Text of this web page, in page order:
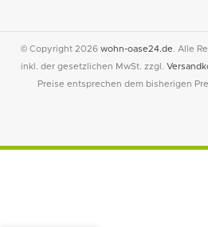
© Copyright 2026 wohn-oase24.de . Alle
inkl. der gesetzlichen MwSt. zzgl.
Preise entsprechen dem bisherigen